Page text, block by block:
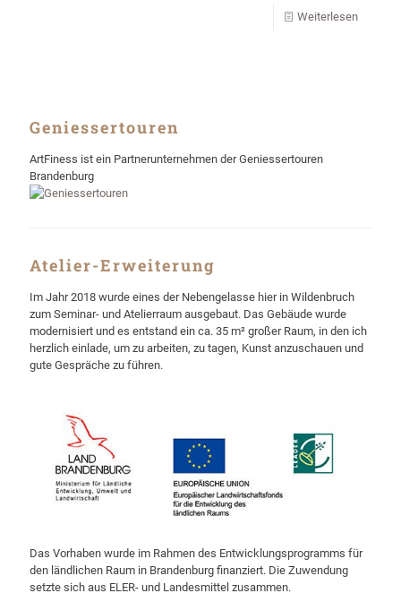
Weiterlesen
Geniessertouren
ArtFiness ist ein Partnerunternehmen der Geniessertouren
Brandenburg
Atelier-Erweiterung
Im Jahr 2018 wurde eines der Nebengelasse hier in Wildenbruch
zum Seminar- und Atelierraum ausgebaut. Das Gebäude wurde
modernisiert und es entstand ein ca. 35 m² großer Raum, in den ich
herzlich einlade, um zu arbeiten, zu tagen, Kunst anzuschauen und
gute Gespräche zu führen.
Das Vorhaben wurde im Rahmen des Entwicklungsprogramms für
den ländlichen Raum in Brandenburg finanziert. Die Zuwendung
setzte sich aus ELER- und Landesmittel zusammen.